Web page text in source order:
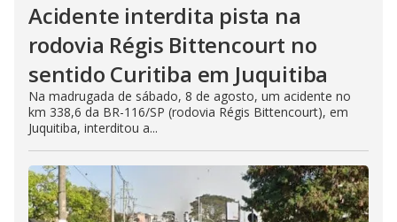
Acidente interdita pista na
rodovia Régis Bittencourt no
sentido Curitiba em Juquitiba
Na madrugada de sábado, 8 de agosto, um acidente no
km 338,6 da BR-116/SP (rodovia Régis Bittencourt), em
Juquitiba, interditou a...